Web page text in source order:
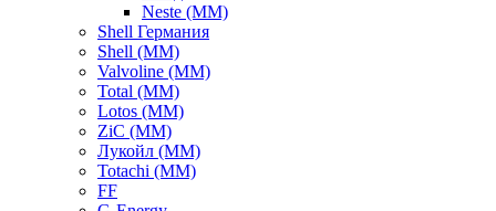
Neste (ММ)
Shell Германия
Shell (ММ)
Valvoline (ММ)
Total (ММ)
Lotos (ММ)
ZiC (ММ)
Лукойл (ММ)
Totachi (MM)
FF